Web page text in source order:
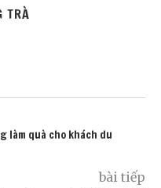
TRÀ
làm quà cho khách du
bài tiếp